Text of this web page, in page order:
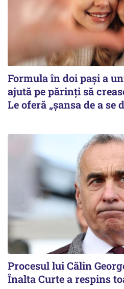
Formula în doi pași a
ajută pe părinți să
Le oferă „șansa de a se
Procesul lui Călin
Înalta Curte a respins